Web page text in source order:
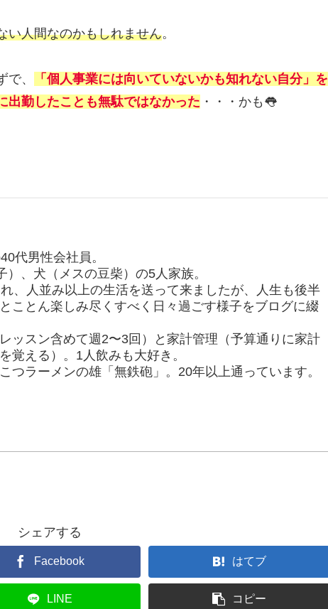
い人間なのかもしれません。
、
「個人事業には向いていないかも知れない自分」を
出勤したことも無駄ではなかった ・・・かも👅
代男性会社員。
、犬（メスの豆柴）の5人家族。
、人並み以上の生活を送って来ましたが、人生も後半
ことん楽しみ尽くすべく日々過ごす様子をブログに綴
ッスン含めて週2〜3回）と家計管理（予算通りに家計
覚える）。1人飲みも大好き。
つラーメンの雄「無鉄砲」。20年以上通っています。
シェアする
Facebook はてブ
LINE コピー